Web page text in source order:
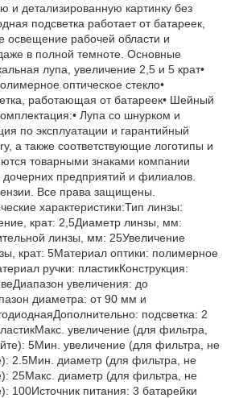
и детализированную картинку без
подсветка работает от батареек,
освещение рабочей области и
в полной темноте. Основные
лупа, увеличение 2,5 и 5 крат•
оптическое стекло•
работающая от батареек• Шейный
Лупа со шнурком и
по эксплуатации и гарантийный
а также соответствующие логотипы и
товарными знаками компании
дочерних предприятий и филиалов.
Все права защищены.
характеристики:Тип линзы:
крат: 2,5Диаметр линзы, мм:
линзы, мм: 25Увеличение
крат: 5Материал оптики: полимерное
ручки: пластикКонструкция:
увеличения: до
диаметра: от 90 мм и
подсветка: 2
увеличение (для фильтра,
5Мин. увеличение (для фильтра, не
2.5Мин. диаметр (для фильтра, не
25Макс. диаметр (для фильтра, не
100Источник питания: 3 батарейки